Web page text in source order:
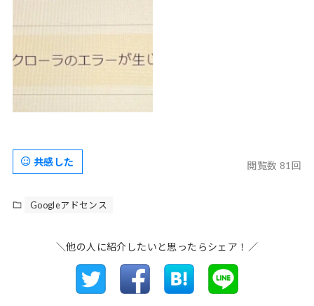
閲覧数 81回
共感した
Googleアドセンス
＼他の人に紹介したいと思ったらシェア！／